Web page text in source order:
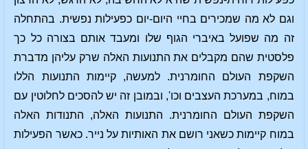
וגם לא מה שמכירים בחיי היום-יום כפעילות נפשית. בהתחלה
זה מה שפועל באיברי הגוף שלו ומעבד אותם בצורה כל כך
פלסטית שהם מקבלים את התנועות האלה שרק עליהן מדברת
השקפת העולם החומרנית. למעשה, קיימות התנועות הללו
במוח, במערכת העצבים וכו', ובמובן זה יש להסכים לחלוטין עם
השקפת העולם החומרנית. התנועות האלה, התנודות האלה
במוח קיימות כשאני רושם את האותיות על נייר. כאשר הפעילות